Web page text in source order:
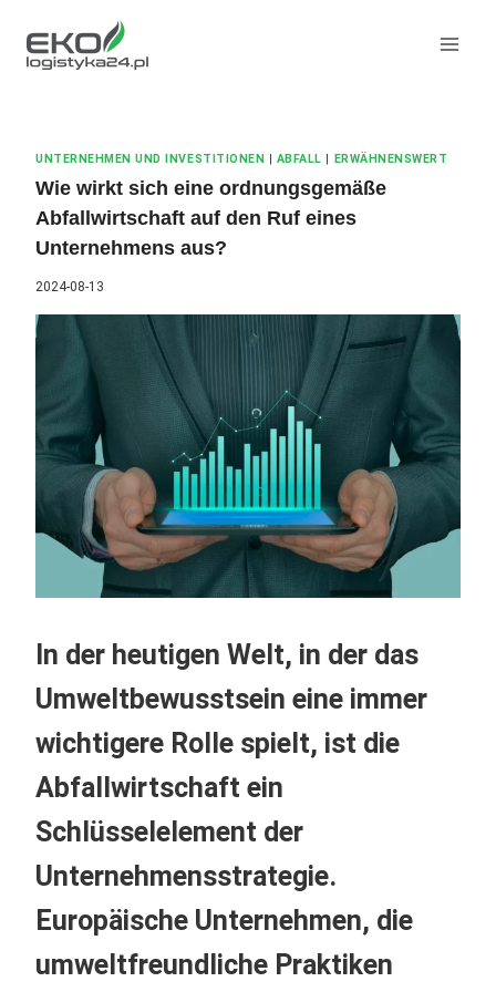
Inhalt
springen
UNTERNEHMEN UND INVESTITIONEN | ABFALL | ERWÄHNENSWERT
Wie wirkt sich eine ordnungsgemäße
Abfallwirtschaft auf den Ruf eines
Unternehmens aus?
2024-08-13
In der heutigen Welt, in der das
Umweltbewusstsein eine immer
wichtigere Rolle spielt, ist die
Abfallwirtschaft ein
Schlüsselelement der
Unternehmensstrategie.
Europäische Unternehmen, die
umweltfreundliche Praktiken